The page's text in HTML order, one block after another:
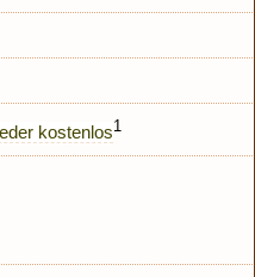
kostenlos1